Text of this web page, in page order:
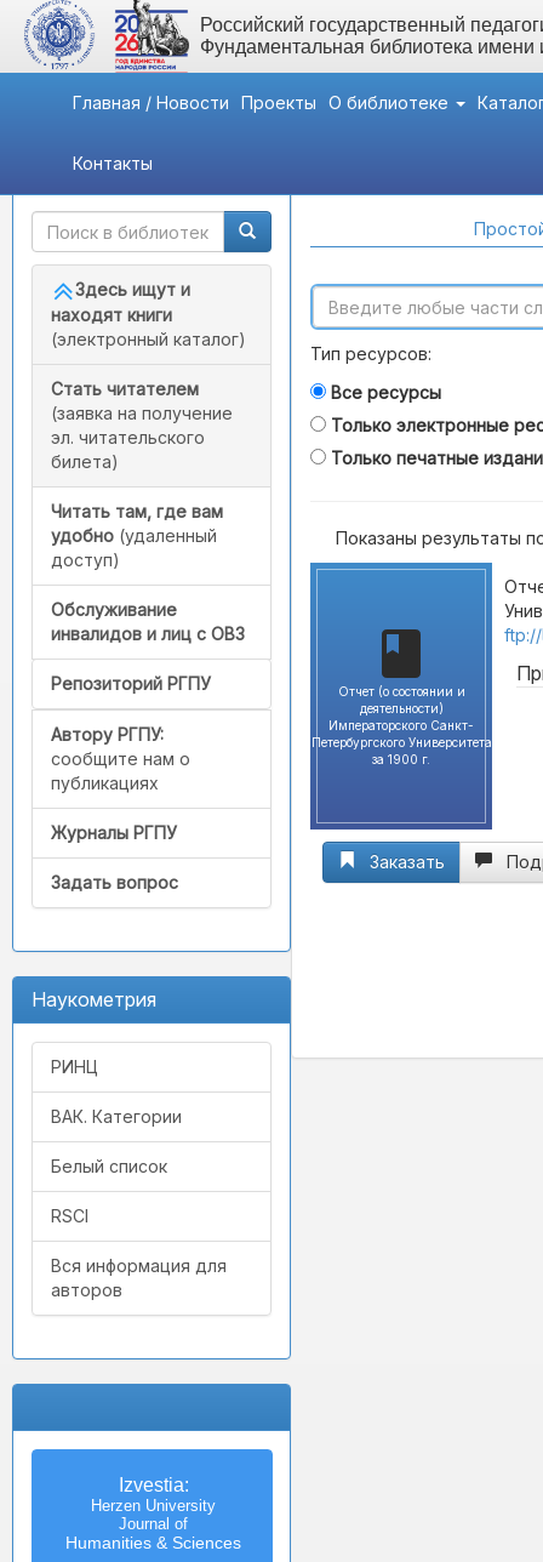
Российский государственный
Фундаментальная библиотека
Главная / Новости Проекты О библиотеке
Контакты
Быстрый доступ
Здесь ищут и
находят книги
(электронный каталог)
Стать читателем
(заявка на получение
эл. читательского
билета)
Читать там, где вам
удобно (удаленный
доступ)
Обслуживание
инвалидов и лиц с ОВЗ
Репозиторий РГПУ
Автору РГПУ:
сообщите нам о
публикациях
Журналы РГПУ
Задать вопрос
Наукометрия
РИНЦ
ВАК. Категории
Белый список
RSCI
Вся информация для
авторов
Izvestia:
Herzen University
Journal of
Humanities & Sciences
Тип ресурсов:
Все ресурсы
Только электронные
Только печатные
Показаны результаты
Отчет (о состоянии и
деятельности)
Императорского Санкт-
Петербургского Университета
за 1900 г.
Заказать